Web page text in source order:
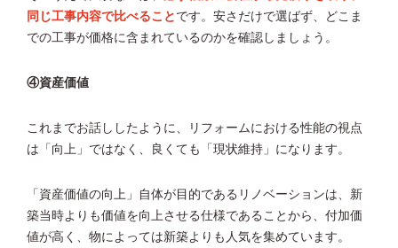
同じ工事内容で比べること です。安さだけで選ばず、どこま
での工事が価格に含まれているのかを確認しましょう。
④資産価値
これまでお話ししたように、リフォームにおける性能の視点
は「向上」ではなく、良くても「現状維持」になります。
「資産価値の向上」自体が目的であるリノベーションは、新
築当時よりも価値を向上させる仕様であることから、付加価
値が高く、物によっては新築よりも人気を集めています。